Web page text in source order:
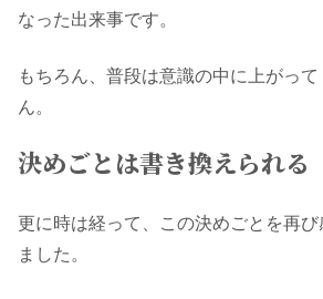
なった出来事です。
もちろん、普段は意識の中に上がっ
ん。
決めごとは書き換えられる
更に時は経って、この決めごとを再び
ました。